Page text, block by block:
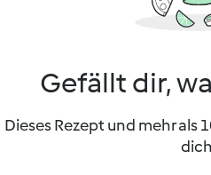
Gefällt dir,
Dieses Rezept und mehr als